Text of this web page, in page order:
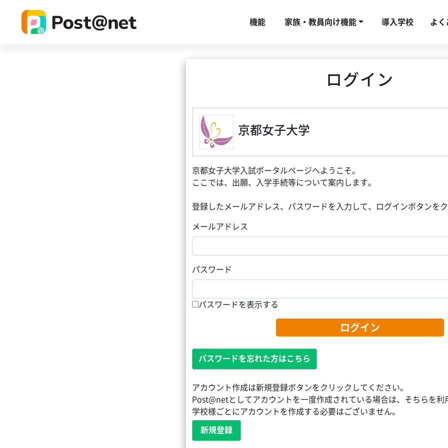
機能 家族・教員向け機能 導入学校 よく
ログイン
京都女子大学
京都女子大学入試ポータルページへようこそ。
ここでは、出願、入学手続等について案内します。
登録したメールアドレス、パスワードを入力して、ログインボタンを
メールアドレス
パスワード
パスワードを表示する
ログイン
パスワードを忘れた方はこちら
アカウント作成は新規登録ボタンをクリックしてください。
Post@netとしてアカウントを一度作成されている場合は、そちらを利
学校様ごとにアカウントを作成する必要はございません。
新規登録